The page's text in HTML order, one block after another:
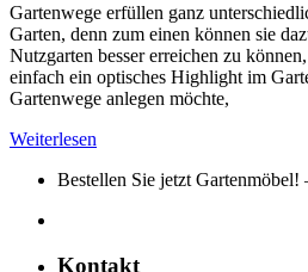
Gartenwege erfüllen ganz
Garten, denn zum einen können sie
Nutzgarten besser erreichen zu
einfach ein optisches Highlight im
Gartenwege anlegen möchte,
Weiterlesen
Bestellen Sie jetzt Gartenmöbel!
Kontakt